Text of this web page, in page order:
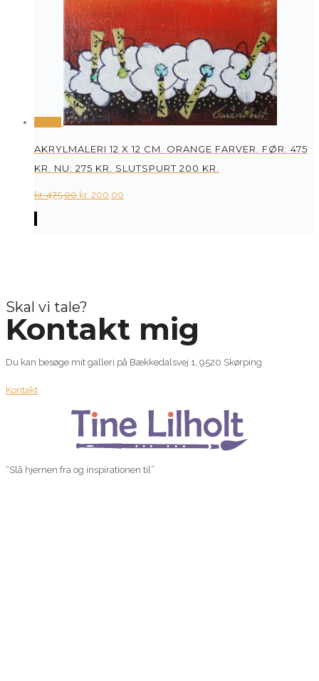
AKRYLMALERI 12 X 12 CM. ORANGE FARVER. FØR: 475
KR. NU: 275 KR. SLUTSPURT 200 KR.
kr.475,00 Original
kr. 200,00
Skal vi tale?
Kontakt mig
Du kan besøge mit galleri på Bækkedalsvej 1, 9520 Skørping
Kontakt
“Slå hjernen fra og inspirationen til”